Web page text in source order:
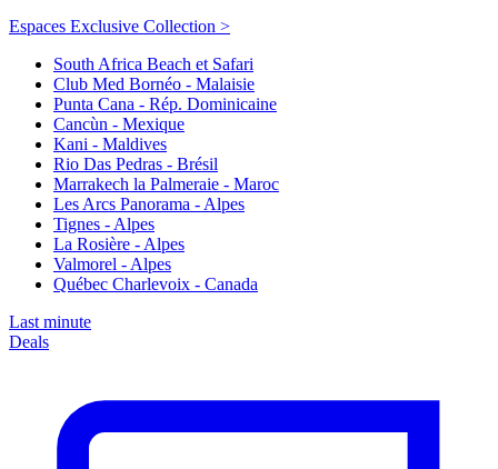
Espaces Exclusive Collection >
South Africa Beach et Safari
Club Med Bornéo - Malaisie
Punta Cana - Rép. Dominicaine
Cancùn - Mexique
Kani - Maldives
Rio Das Pedras - Brésil
Marrakech la Palmeraie - Maroc
Les Arcs Panorama - Alpes
Tignes - Alpes
La Rosière - Alpes
Valmorel - Alpes
Québec Charlevoix - Canada
Last minute
Deals